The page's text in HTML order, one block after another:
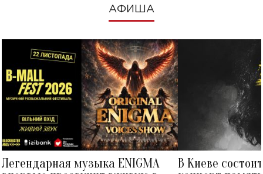
АФИША
Легендарная музыка ENIGMA
В Киеве